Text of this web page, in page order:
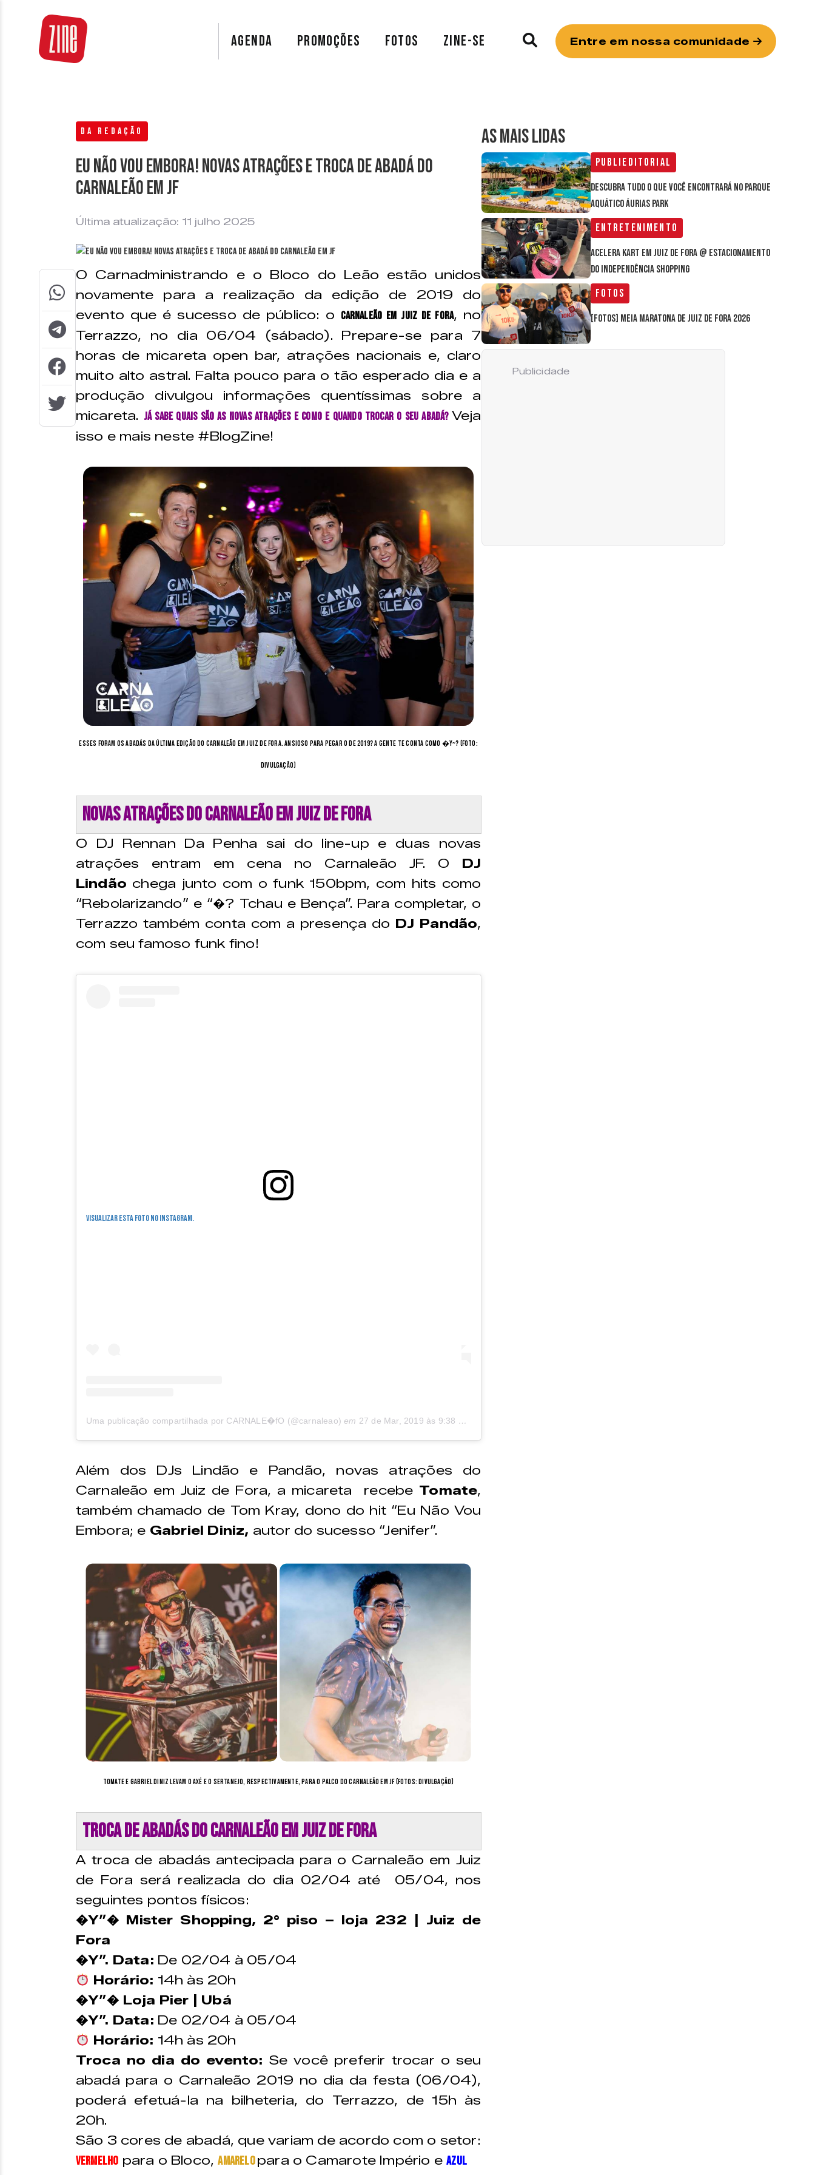
AGENDA PROMOÇÕES FOTOS ZINE-SE Entre em nossa comunidade
DA REDAÇÃO
Eu Não Vou Embora! Novas atrações e troca de abadá do
Carnaleão em JF
Última atualização: 11 julho 2025
O Carnadministrando e o Bloco do Leão estão unidos
novamente para a realização da edição de 2019 do
evento que é sucesso de público: o Carnaleão em Juiz de Fora, no
Terrazzo, no dia 06/04 (sábado). Prepare-se para 7
horas de micareta open bar, atrações nacionais e, claro
muito alto astral. Falta pouco para o tão esperado dia e a
produção divulgou informações quentíssimas sobre a
micareta. Já sabe quais são as novas atrações e como e quando trocar o seu abadá? Veja
isso e mais neste #BlogZine!
Esses foram os abadás da última edição do Carnaleão em Juiz de Fora. Ansioso para pegar o de 2019? A gente te conta como �Y~? (Foto:
divulgação)
Novas atrações do Carnaleão em Juiz de Fora
O DJ Rennan Da Penha sai do line-up e duas novas
atrações entram em cena no Carnaleão JF. O DJ
Lindão chega junto com o funk 150bpm, com hits como
“Rebolarizando” e “�? Tchau e Bença”. Para completar, o
Terrazzo também conta com a presença do DJ Pandão,
com seu famoso funk fino!
Visualizar esta foto no Instagram.
Uma publicação compartilhada por CARNALE�fO (@carnaleao) em 27 de Mar, 2019 às 9:38 PDT
Além dos DJs Lindão e Pandão, novas atrações do
Carnaleão em Juiz de Fora, a micareta recebe Tomate,
também chamado de Tom Kray, dono do hit “Eu Não Vou
Embora; e Gabriel Diniz, autor do sucesso “Jenifer”.
Tomate e Gabriel Diniz levam o Axé e o Sertanejo, respectivamente, para o palco do Carnaleão em JF (Fotos: divulgação)
Troca de abadás do Carnaleão em Juiz de Fora
A troca de abadás antecipada para o Carnaleão em Juiz
de Fora será realizada do dia 02/04 até 05/04, nos
seguintes pontos físicos:
�Y”� Mister Shopping, 2° piso – loja 232 | Juiz de
Fora
�Y”. Data: De 02/04 à 05/04
Horário: 14h às 20h
�Y”� Loja Pier | Ubá
�Y”. Data: De 02/04 à 05/04
Horário: 14h às 20h
Troca no dia do evento: Se você preferir trocar o seu
abadá para o Carnaleão 2019 no dia da festa (06/04),
poderá efetuá-la na bilheteria, do Terrazzo, de 15h às
20h.
São 3 cores de abadá, que variam de acordo com o setor:
vermelho para o Bloco,amarelopara o Camarote Império eazul
AS MAIS LIDAS
Publieditorial
Descubra tudo o que você encontrará no parque
aquático Áurias Park
Entretenimento
Acelera Kart em Juiz de Fora @ estacionamento
do Independência Shopping
Fotos
[FOTOS] Meia Maratona de Juiz de Fora 2026
Publicidade